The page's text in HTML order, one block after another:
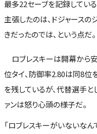
最多22セーブを記録してい
主張したのは、ドジャースの
きだったのでは、という点だ。
ロブレスキーは開幕から
位タイ、防御率2.80は同8位
を残しているが、代替選手
ァンは怒り心頭の様子だ。
「ロブレスキーがいないなん